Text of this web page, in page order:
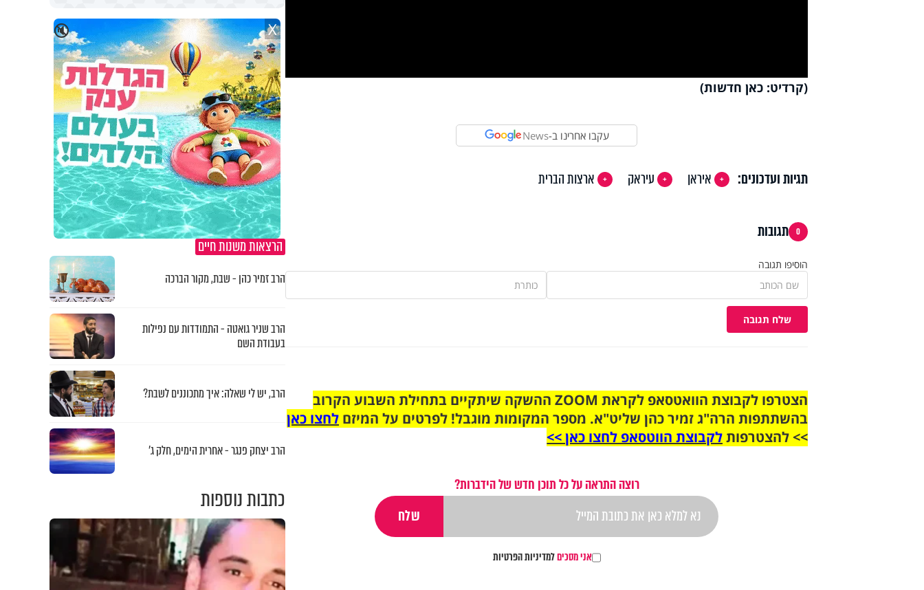
(קרדיט: כאן חדשות)
עקבו אחרינו ב-News
תגיות ועדכונים: איראן עיראק ארצות הברית
0 תגובות
הוסיפו תגובה
שלח תגובה
הצטרפו לקבוצת הוואטסאפ לקראת ZOOM ההשקה שיתקיים בתחילת השבוע הקרוב
בהשתתפות הרה"ג זמיר כהן שליט"א. מספר המקומות מוגבל! לפרטים על המיזם לחצו כאן
>> להצטרפותלקבוצת הווטסאפ לחצו כאן >>
רוצה התראה על כל תוכן חדש של הידברות?
אני מסכיםלמדיניות הפרטיות
🔇 X
הרצאות משנות חיים
הרב זמיר כהן - שבת, מקור הברכה
הרב שניר גואטה - התמודדות עם נפילות
בעבודת השם
הרב, יש לי שאלה: איך מתכוננים לשבת?
הרב יצחק פנגר - אחרית הימים, חלק ג’
כתבות נוספות